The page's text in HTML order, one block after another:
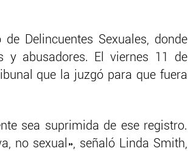
Delincuentes Sexuales, donde
y abusadores. El viernes 11 de
que la juzgó para que fuera
sea suprimida de ese registro.
no sexual», señaló Linda Smith,